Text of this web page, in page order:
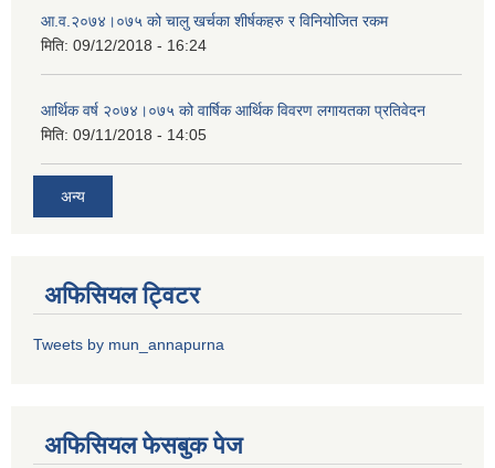
आ.व.२०७४।०७५ को चालु खर्चका शीर्षकहरु र विनियोजित रकम
मिति: 09/12/2018 - 16:24
आर्थिक वर्ष २०७४।०७५ को वार्षिक आर्थिक विवरण लगायतका प्रतिवेदन
मिति: 09/11/2018 - 14:05
अन्य
अफिसियल ट्विटर
Tweets by mun_annapurna
अफिसियल फेसबुक पेज